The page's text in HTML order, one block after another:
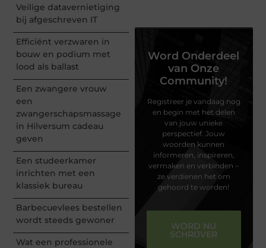
Veilige datavernietiging
bij afgeschreven IT
Efficiënt verzwaren in
bouw en podium met
lood als ballast
Een zwangere vrouw
een
zwangerschapsmassage
in Hilversum cadeau
geven
Een studeerkamer
inrichten met een
klassiek bureau
Barbecuevlees bestellen
wordt steeds gewoner
Wat een professionele
Word Onderdeel
van Onze
Community!
Registreer je vandaag nog
en begin met het delen
van jouw unieke
perspectief. Jouw
woorden kunnen
informeren, inspireren,
vermaken en verbinden –
ze verdienen het om
gehoord te worden!
WORD NU
SCHRIJVER